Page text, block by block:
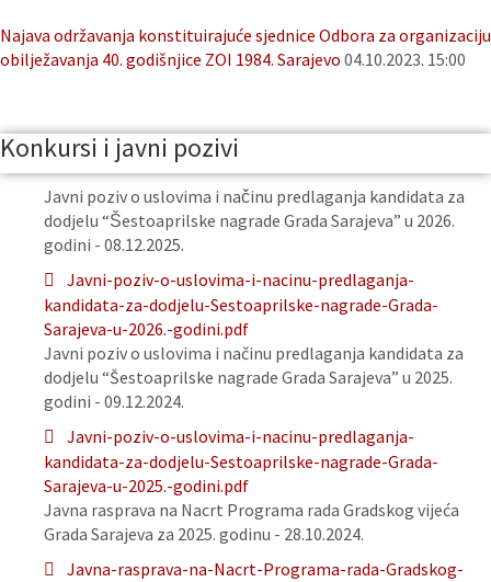
Najava održavanja konstituirajuće sjednice Odbora za organizaciju
obilježavanja 40. godišnjice ZOI 1984. Sarajevo 04.10.2023. 15:00
Konkursi i javni pozivi
Javni poziv o uslovima i načinu predlaganja kandidata za
dodjelu “Šestoaprilske nagrade Grada Sarajeva” u 2026.
godini - 08.12.2025.
Javni-poziv-o-uslovima-i-nacinu-predlaganja-
kandidata-za-dodjelu-Sestoaprilske-nagrade-Grada-
Sarajeva-u-2026.-godini.pdf
Javni poziv o uslovima i načinu predlaganja kandidata za
dodjelu “Šestoaprilske nagrade Grada Sarajeva” u 2025.
godini - 09.12.2024.
Javni-poziv-o-uslovima-i-nacinu-predlaganja-
kandidata-za-dodjelu-Sestoaprilske-nagrade-Grada-
Sarajeva-u-2025.-godini.pdf
Javna rasprava na Nacrt Programa rada Gradskog vijeća
Grada Sarajeva za 2025. godinu - 28.10.2024.
Javna-rasprava-na-Nacrt-Programa-rada-Gradskog-